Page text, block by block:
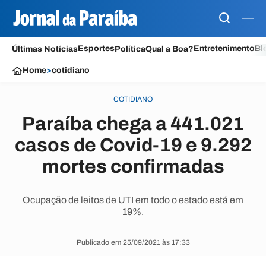
Últimas NotíciasEsportesPolíticaQual a Boa?Entretenimento
Home>cotidiano
COTIDIANO
Paraíba chega a 441.021
casos de Covid-19 e 9.292
mortes confirmadas
Ocupação de leitos de UTI em todo o estado está em
19%.
Publicado em 25/09/2021 às 17:33